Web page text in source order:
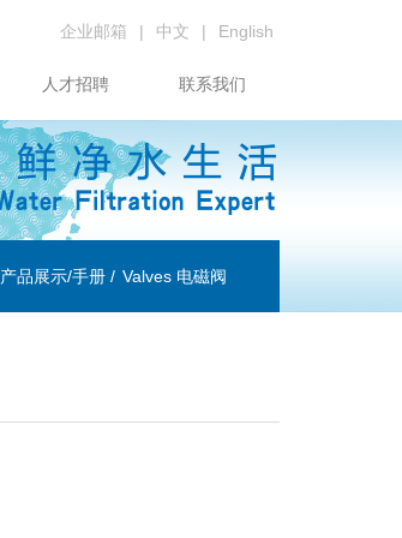
人才招聘 联系我们
企业邮箱 | 中文 | English
产品展示/手册 Valves 电磁阀